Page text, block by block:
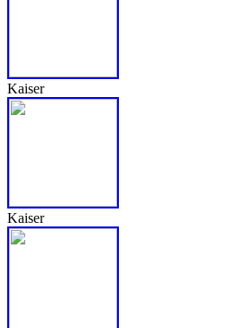
Kaiser
Kaiser